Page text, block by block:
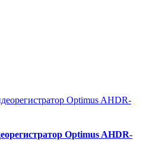
Optimus AHDR-